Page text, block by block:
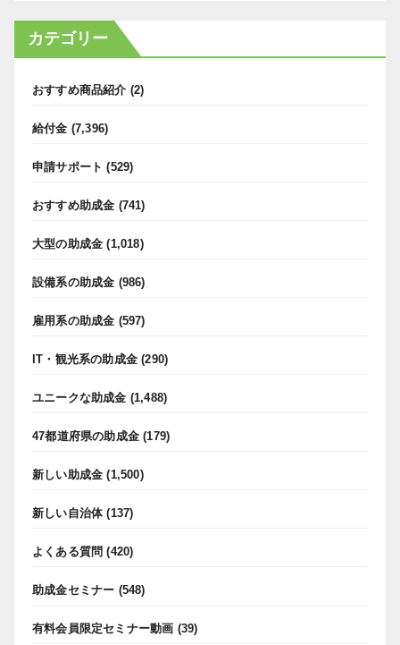
カテゴリー
おすすめ商品紹介 (2)
給付金 (7,396)
申請サポート (529)
おすすめ助成金 (741)
大型の助成金 (1,018)
設備系の助成金 (986)
雇用系の助成金 (597)
IT・観光系の助成金 (290)
ユニークな助成金 (1,488)
47都道府県の助成金 (179)
新しい助成金 (1,500)
新しい自治体(137)
よくある質問 (420)
助成金セミナー (548)
有料会員限定セミナー動画 (39)